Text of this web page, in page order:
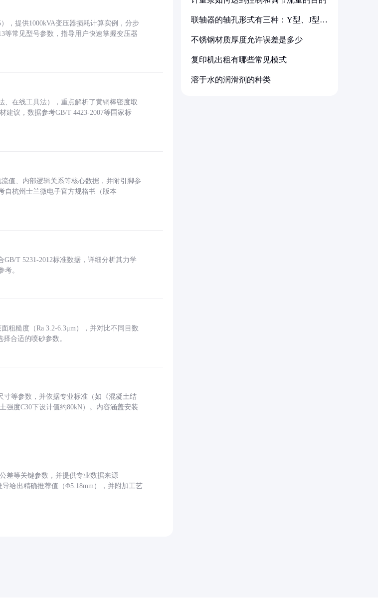
，提供1000kVA变压器损耗计算实例，分步
等常见型号参数，指导用户快速掌握变压器
、在线工具法），重点解析了黄铜棒密度取
建议，数据参考GB/T 4423-2007等国家标
值、内部逻辑关系等核心数据，并附引脚参
自杭州士兰微电子官方规格书（版本
T 5231-2012标准数据，详细分析其力学
考。
粗糙度（Ra 3.2-6.3μm），并对比不同目数
合适的喷砂参数。
等参数，并依据专业标准（如《混凝土结
强度C30下设计值约80kN）。内容涵盖安装
差等关键参数，并提供专业数据来源
导给出精确推荐值（Φ5.18mm），并附加工艺
联轴器的轴孔形式有三种：Y型、J型、
不锈钢材质厚度允许误差是多少
复印机出租有哪些常见模式
溶于水的润滑剂的种类